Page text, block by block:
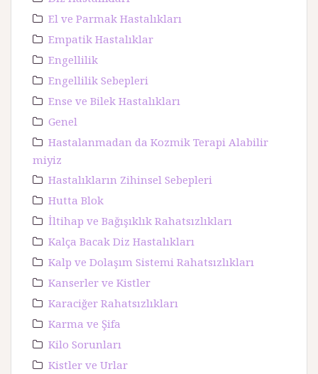
El ve Parmak Hastalıkları
Empatik Hastalıklar
Engellilik
Engellilik Sebepleri
Ense ve Bilek Hastalıkları
Genel
Hastalanmadan da Kozmik Terapi Alabilir
miyiz
Hastalıkların Zihinsel Sebepleri
Hutta Blok
İltihap ve Bağışıklık Rahatsızlıkları
Kalça Bacak Diz Hastalıkları
Kalp ve Dolaşım Sistemi Rahatsızlıkları
Kanserler ve Kistler
Karaciğer Rahatsızlıkları
Karma ve Şifa
Kilo Sorunları
Kistler ve Urlar